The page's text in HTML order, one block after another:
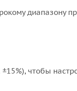
диапазону
чтобы